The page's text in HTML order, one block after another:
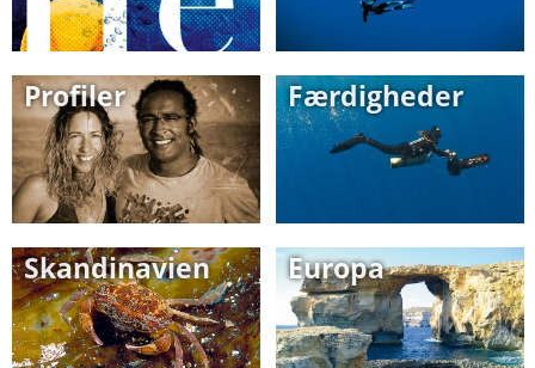
Profiler Færdigheder
Skandinavien Europa